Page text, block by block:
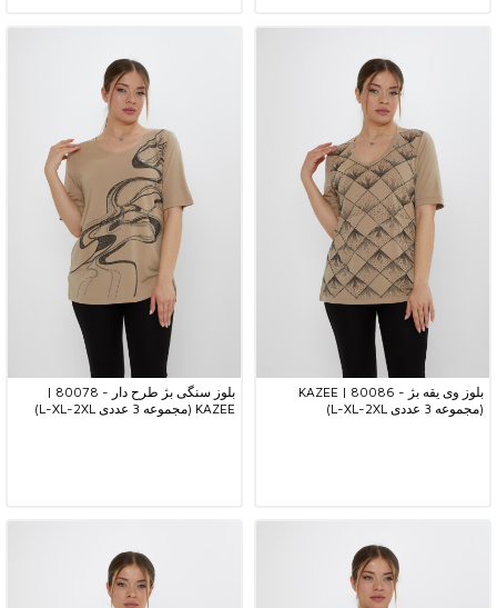
بلوز وی یقه بژ - 80086 | KAZEE
(مجموعه 3 عددی L-XL-2XL)
بلوز سنگی بژ طرح دار - 80078 |
KAZEE (مجموعه 3 عددی L-XL-2XL)